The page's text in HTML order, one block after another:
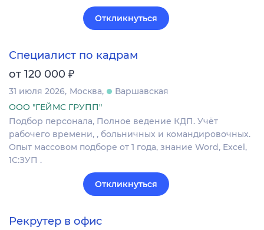
Откликнуться
Специалист по кадрам
от 120 000 ₽
31 июля 2026 Москва
Варшавская
ООО "ГЕЙМС ГРУПП"
Подбор персонала, Полное ведение КДП. Учёт
рабочего времени, , больничных и командировочных.
Опыт массовом подборе от 1 года, знание Word, Excel,
1С:ЗУП .
Откликнуться
Рекрутер в офис